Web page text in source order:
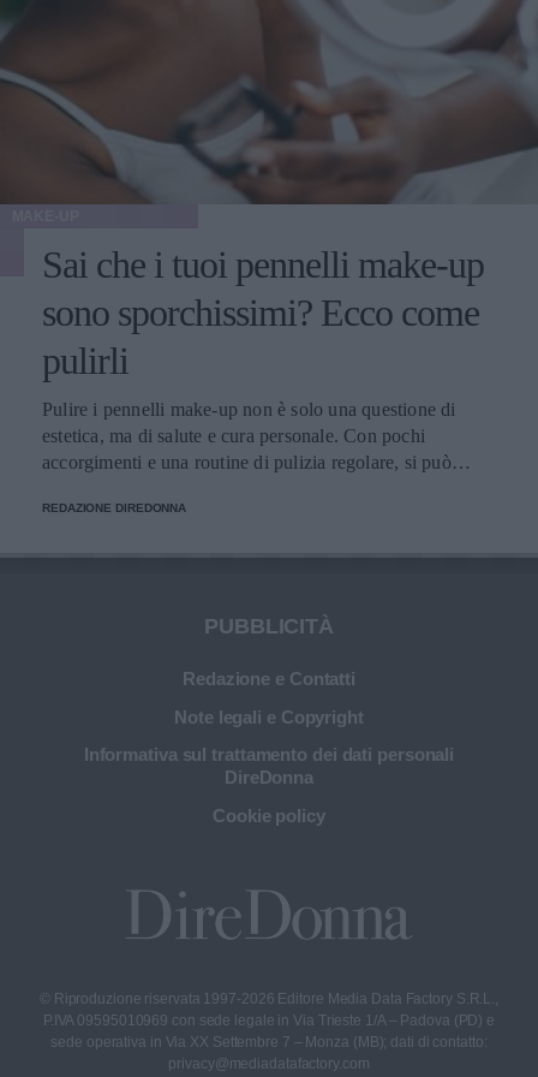
Sai che i tuoi pennelli make-up
sono sporchissimi? Ecco come
pulirli
Pulire i pennelli make-up non è solo una questione di
estetica, ma di salute e cura personale. Con pochi
accorgimenti e una routine di pulizia regolare, si può
più sana e prolungare la vita dei preziosi strumenti di
REDAZIONE DIREDONNA
PUBBLICITÀ
Redazione e Contatti
Note legali e Copyright
Informativa sul trattamento dei dati personali
DireDonna
Cookie policy
© Riproduzione riservata 1997-2026 Editore Media Data Factory S.R.L.,
P.IVA 09595010969 con sede legale in Via Trieste 1/A – Padova (PD) e
sede operativa in Via XX Settembre 7 – Monza (MB); dati di contatto:
privacy@mediadatafactory.com